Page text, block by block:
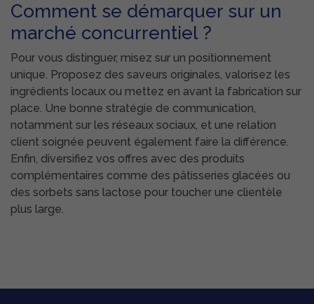
Comment se démarquer sur un
marché concurrentiel ?
Pour vous distinguer, misez sur un positionnement
unique. Proposez des saveurs originales, valorisez les
ingrédients locaux ou mettez en avant la fabrication sur
place. Une bonne stratégie de communication,
notamment sur les réseaux sociaux, et une relation
client soignée peuvent également faire la différence.
Enfin, diversifiez vos offres avec des produits
complémentaires comme des pâtisseries glacées ou
des sorbets sans lactose pour toucher une clientèle
plus large.